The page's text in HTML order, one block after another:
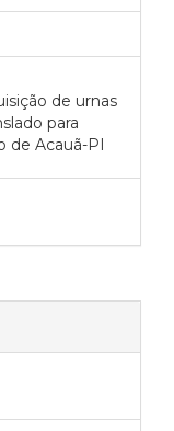
de urnas
para
de Acauã-PI